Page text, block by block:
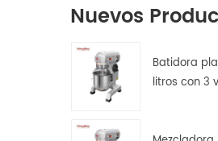
Nuevos
Batidora
litros con 3